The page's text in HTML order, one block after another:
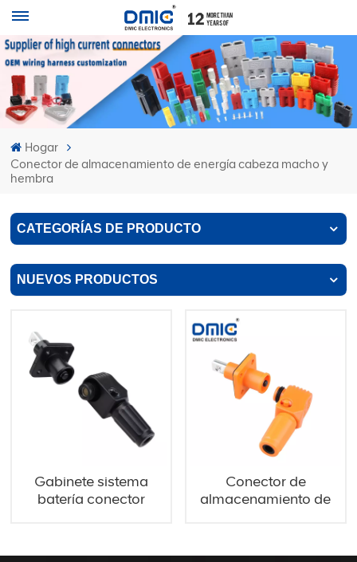
Hogar
Conector de almacenamiento de energía cabeza macho y
hembra
CATEGORÍAS DE PRODUCTO
NUEVOS PRODUCTOS
Gabinete sistema
batería conector
Conector de
almacenamiento de